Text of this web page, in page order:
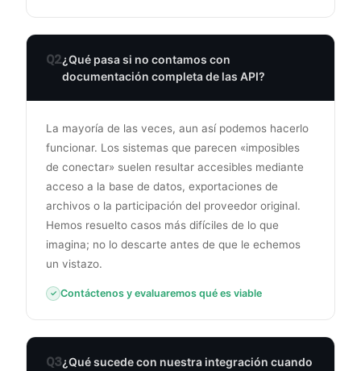
Q2¿Qué pasa si no contamos con
documentación completa de las API?
La mayoría de las veces, aun así podemos hacerlo
funcionar. Los sistemas que parecen «imposibles
de conectar» suelen resultar accesibles mediante
acceso a la base de datos, exportaciones de
archivos o la participación del proveedor original.
Hemos resuelto casos más difíciles de lo que
imagina; no lo descarte antes de que le echemos
un vistazo.
Contáctenos y evaluaremos qué es viable
Q3¿Qué sucede con nuestra integración cuando